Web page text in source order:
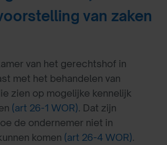
van zaken
van het gerechtshof in
met het behandelen van
zien op mogelijke kennelijk
(art 26-1 WOR). Dat zijn
de ondernemer niet in
komen (art 26-4 WOR).